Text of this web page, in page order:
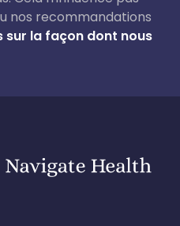
nos recommandations
sur la façon dont nous